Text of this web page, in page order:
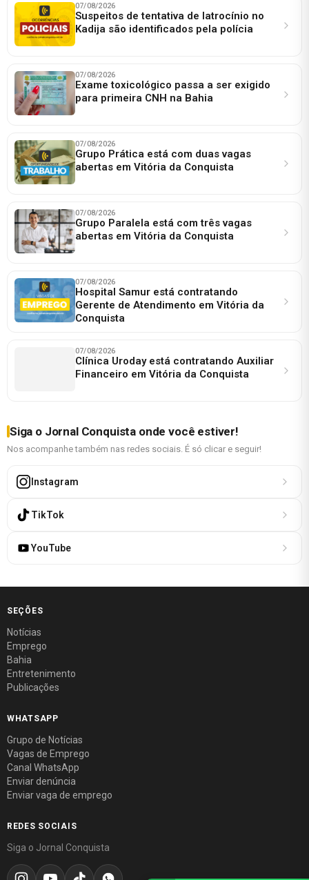
07/08/2026
Suspeitos de tentativa de latrocínio no
Kadija são identificados pela polícia
07/08/2026
Exame toxicológico passa a ser exigido
para primeira CNH na Bahia
07/08/2026
Grupo Prática está com duas vagas
abertas em Vitória da Conquista
07/08/2026
Grupo Paralela está com três vagas
abertas em Vitória da Conquista
07/08/2026
Hospital Samur está contratando
Gerente de Atendimento em Vitória da
Conquista
07/08/2026
Clínica Uroday está contratando Auxiliar
Financeiro em Vitória da Conquista
Siga o Jornal Conquista onde você estiver!
Nos acompanhe também nas redes sociais. É só clicar e seguir!
Instagram
TikTok
YouTube
SEÇÕES
Notícias
Emprego
Bahia
Entretenimento
Publicações
WHATSAPP
Grupo de Notícias
Vagas de Emprego
Canal WhatsApp
Enviar denúncia
Enviar vaga de emprego
REDES SOCIAIS
Siga o Jornal Conquista